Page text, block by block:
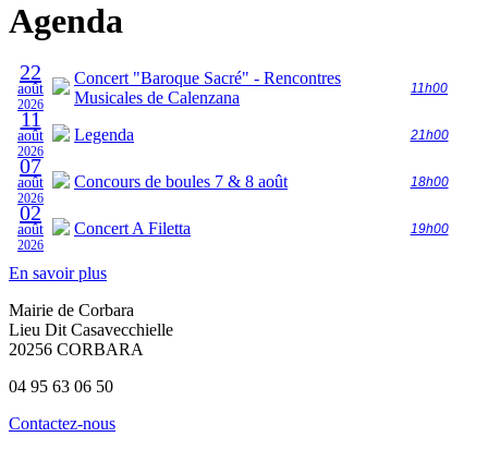
Agenda
22
août
2026
Concert "Baroque Sacré" - Rencontres
Musicales de Calenzana
11h00
11
août
2026
Legenda 21h00
07
août
2026
Concours de boules 7 & 8 août 18h00
02
août
2026
Concert A Filetta 19h00
En savoir plus
Mairie de Corbara
Lieu Dit Casavecchielle
20256 CORBARA
04 95 63 06 50
Contactez-nous